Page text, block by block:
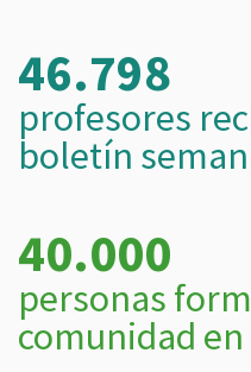
46.798
profesores
boletín
40.000
personas
comunidad